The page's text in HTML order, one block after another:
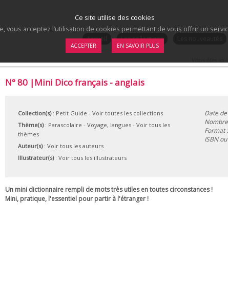
Accueil Les collections
N° 80 |Mini Dico français - anglais
Collection(s): Petit Guide - Voir toutes les collections
Thème(s): Parascolaire - Voyage, langues- Voir tous les
thèmes
Auteur(s): Voir tous les auteurs
Illustrateur(s): Voir tous les illustrateurs
Date
Format
ISBN
Un mini dictionnaire rempli de mots très utiles en toutes circonstances !
Mini, pratique, l'essentiel pour partir à l'étranger !
Ce site utilise des cookies
vous acceptez l’utilisation de cookies permettant de vous offrir un
ACCEPTER EN SAVOIR PLUS